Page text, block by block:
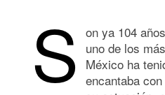
S on ya 104
uno de los
México ha
encantaba